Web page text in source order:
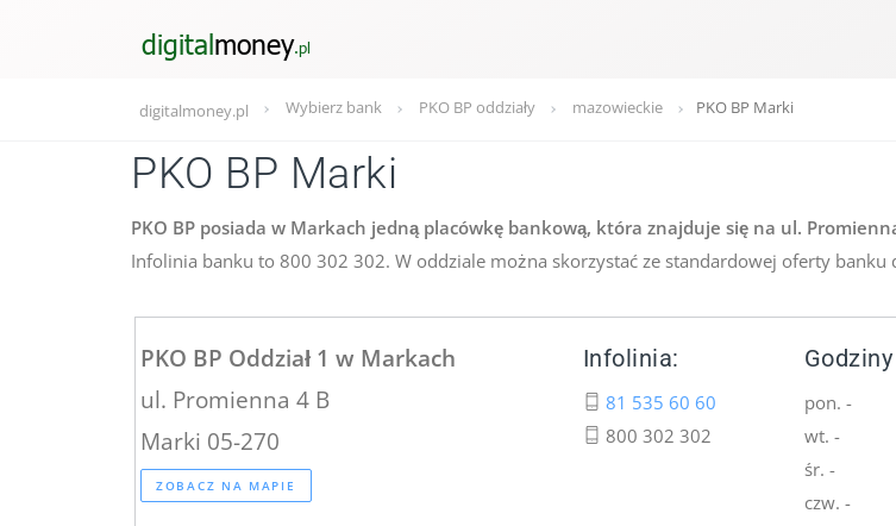
digitalmoney.pl Wybierz bank PKO BP oddziały mazowieckie PKO BP Marki
PKO BP Marki
PKO BP posiada w Markach jedną placówkę bankową, która znajduje się na ul.
Infolinia banku to 800 302 302. W oddziale można skorzystać ze standardowej oferty
PKO BP Oddział 1 w Markach
ul. Promienna 4 B
Marki 05-270
ZOBACZ NA MAPIE
Infolinia:
81 535 60 60
800 302 302
pon. -
wt. -
śr. -
czw. -